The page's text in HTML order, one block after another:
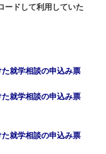
ードして利用していた
就学相談の申込み票
就学相談の申込み票
就学相談の申込み票